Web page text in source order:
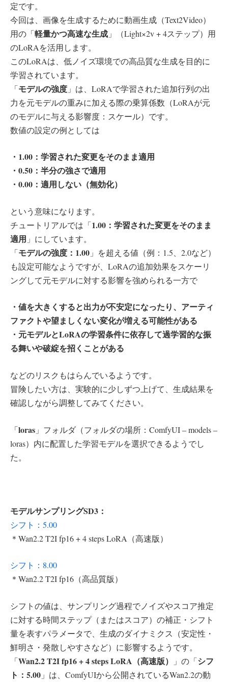
定です。
今回は、画像を生成するために動画生成（Text2Video）
用の「軽量かつ高速な生成 」（Light×2v + 4ステップ）用
のLoRAを活用します。
このLoRAは、低ノイズ環境での高品質な生成を目的に
学習されています。
「モデルの強度 」は、LoRAで学習された追加行列の出
力を元モデルの重みに加える際の乗算係数（LoRAが元
のモデルに与える影響度：スケール）です。
数値の設定の例としては
・1.00：学習された変更をそのまま適用
・0.50：半分の強さで適用
・0.00：適用しない（無効化）
という意味になります。
チュートリアルでは「1.00：学習された変更をそのまま
適用 」にしています。
「モデルの強度：1.00 」を超える値（例：1.5、2.0など）
も設定可能なようですが、LoRAの追加効果をスケーリ
ングして元モデルに対する影響を強められる一方で
・値を大きくすると出力が不安定になったり、アーティ
ファクトや望ましくない変化が増える可能性がある
・元モデルとLoRAの学習条件に依存して過学習的な振
る舞いや破綻を招くことがある
などのリスクもはらんでいるようです。
冒険したい方は、実験的に少しずつ上げて、生成結果を
確認しながら調整してみてください。
「loras 」フォルダ（フォルダの場所：ComfyUI – models –
loras）内に配置した学習モデルを選択できるようでし
た。
モデルサンプリングSD3：
シフト：5.00
＊Wan2.2 T2I fp16 + 4 steps LoRA（高速版）
シフト：8.00
＊Wan2.2 T2I fp16（高品質版）
シフトの値は、サンプリング過程でノイズやスコア推定
に対する時間ステップ（またはスコア）の補正・シフト
量を表すパラメータで、生成のダイナミクス（安定性・
鮮明さ・発散しやすさなど）に影響するようです。
「Wan2.2 T2I fp16 + 4 steps LoRA（高速版） 」の「シフ
ト：5.00 」は、ComfyUIから公開されているWan2.2の動